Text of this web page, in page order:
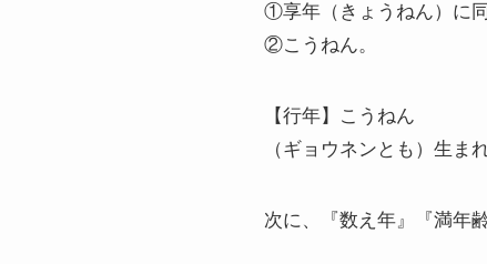
①享年（きょうねん）に同
②こうねん。
【行年】こうねん
（ギョウネンとも）生ま
次に、『数え年』『満年